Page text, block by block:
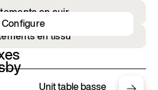
en cuir
en tissu
Configure
Unit table basse